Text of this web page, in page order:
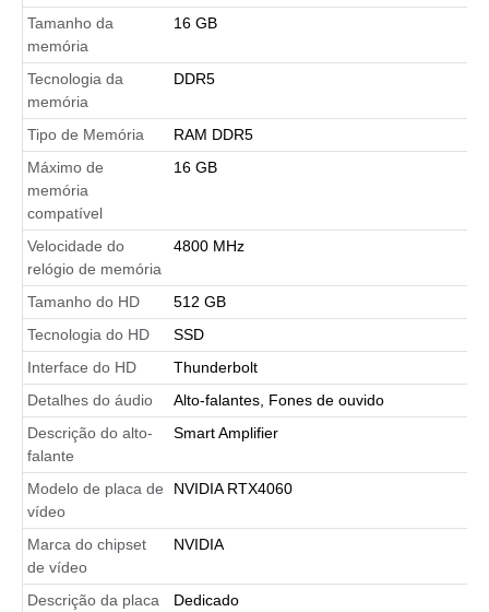
Tamanho da
memória
16 GB
Tecnologia da
memória
DDR5
Tipo de Memória
RAM DDR5
Máximo de
memória
compatível
16 GB
Velocidade do
relógio de memória
4800 MHz
Tamanho do HD
512 GB
Tecnologia do HD
SSD
Interface do HD
Thunderbolt
Detalhes do áudio
Alto-falantes, Fones de ouvido
Descrição do alto-
falante
Smart Amplifier
Modelo de placa de
vídeo
NVIDIA RTX4060
Marca do chipset
de vídeo
NVIDIA
Descrição da placa
Dedicado